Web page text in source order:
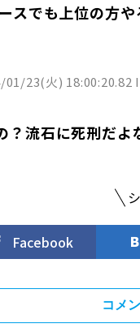
スでも上位の方や
01/23(火) 18:00:20.82
？流石に死刑だよ
Facebook
コメ